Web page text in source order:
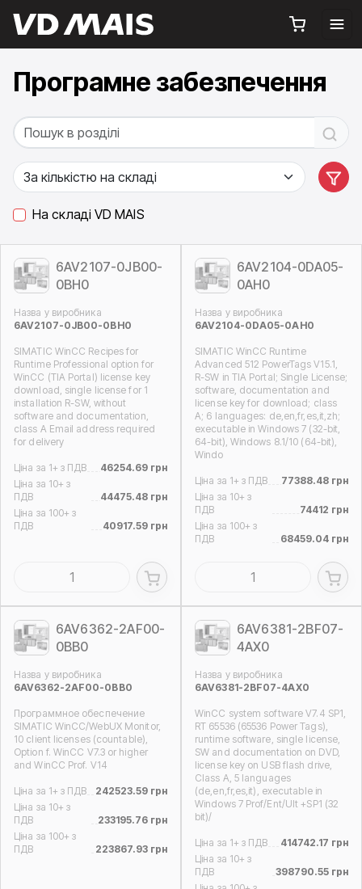
Програмне забезпечення
На складі VD MAIS
6AV2107-0JB00-
0BH0
Назва у виробника
6AV2107-0JB00-0BH0
SIMATIC WinCC Recipes for
Runtime Professional option for
WinCC (TIA Portal) license key
download, single license for 1
installation R-SW, without
software and documentation,
class A Email address required
for delivery
Ціна за 1+ з ПДВ
46254.69 грн
Ціна за 10+ з
ПДВ
44475.48 грн
Ціна за 100+ з
ПДВ
40917.59 грн
6AV2104-0DA05-
0AH0
Назва у виробника
6AV2104-0DA05-0AH0
SIMATIC WinCC Runtime
Advanced 512 PowerTags V15.1,
R-SW in TIA Portal; Single License;
software, documentation and
license key for download; class
A; 6 languages: de,en,fr,es,it,zh;
executable in Windows 7 (32-bit,
64-bit), Windows 8.1/10 (64-bit),
Windo
Ціна за 1+ з ПДВ
77388.48 грн
Ціна за 10+ з
ПДВ
74412 грн
Ціна за 100+ з
ПДВ
68459.04 грн
6AV6362-2AF00-
0BB0
Назва у виробника
6AV6362-2AF00-0BB0
Программное обеспечение
SIMATIC WinCC/WebUX Monitor,
10 client licenses (countable),
Option f. WinCC V7.3 or higher
and WinCC Prof. V14
Ціна за 1+ з ПДВ
242523.59 грн
Ціна за 10+ з
ПДВ
233195.76 грн
Ціна за 100+ з
ПДВ
223867.93 грн
6AV6381-2BF07-
4AX0
Назва у виробника
6AV6381-2BF07-4AX0
WinCC system software V7.4 SP1,
RT 65536 (65536 Power Tags),
runtime software, single license,
SW and documentation on DVD,
license key on USB flash drive,
Class A, 5 languages
(de,en,fr,es,it), executable in
Windows 7 Prof/Ent/Ult +SP1 (32
bit)/
Ціна за 1+ з ПДВ
414742.17 грн
Ціна за 10+ з
ПДВ
398790.55 грн